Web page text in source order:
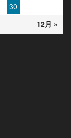
12月 »
30